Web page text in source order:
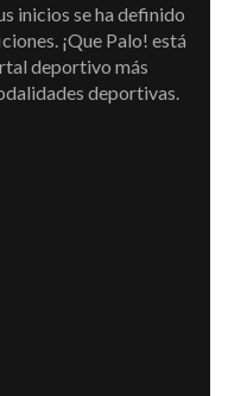
inicios se ha definido
¡Que Palo! está
deportivo más
deportivas.